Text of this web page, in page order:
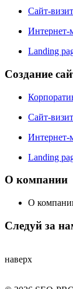
Сайт-
Интернет-
Landing
Создание
Сайт-
Интернет-
Landing
О компании
О
Следуй за
наверх